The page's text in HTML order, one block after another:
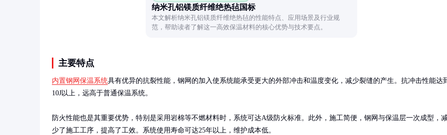
纳米孔铝镁质纤维绝热毡国标
本文解析纳米孔铝镁质纤维绝热毡的性能特点、应用场景及行业规
范，帮助读者了解这一高效保温材料的核心优势与技术要点。
主要特点
内置钢网保温系统具有优异的抗裂性能，钢网的加入使系统能承受更大的外部冲击和温度变化，减少裂缝的产生。抗冲击性能达
10J以上，远高于普通保温系统。
防火性能也是其重要优势，特别是采用岩棉等不燃材料时，系统可达A级防火标准。此外，施工简便，钢网与保温层一次成型，
少了施工工序，提高了工效。系统使用寿命可达25年以上，维护成本低。